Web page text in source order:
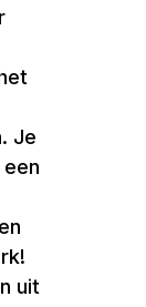
Je
uit